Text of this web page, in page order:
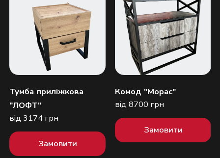
Тумба приліжкова
"ЛОФТ"
від 3174 грн
Замовити
Комод "Морас"
від 8700 грн
Замовити
Надіслати